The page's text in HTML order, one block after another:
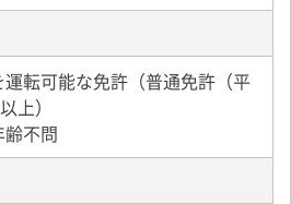
転可能な免許（普通免許（平
上）
不問